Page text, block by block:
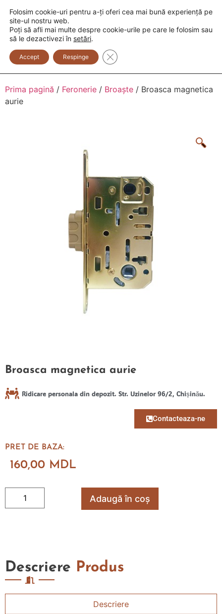
+373 600 888 33 +373 600 888 44
0
Prima pagină / Feronerie / Broaște / Broasca magnetica
aurie
Broasca magnetica aurie
Ridicare personala din depozit. Str. Uzinelor 96/2, Chișinău.
Contacteaza-ne
PRET DE BAZA:
160,00 MDL
Adaugă în coș
Descriere Produs
Descriere
Folosim cookie-uri pentru a-ți oferi cea mai bună experiență pe
site-ul nostru web.
Poți să afli mai multe despre cookie-urile pe care le folosim sau
să le dezactivezi în setări.
Accept Respinge Close GDPR Cookie Banner